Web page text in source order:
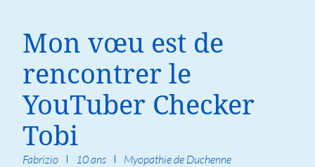
Mon vœu est de
rencontrer le
YouTuber Checker
Tobi
Fabrizio 10 ans Myopathie de Duchenne